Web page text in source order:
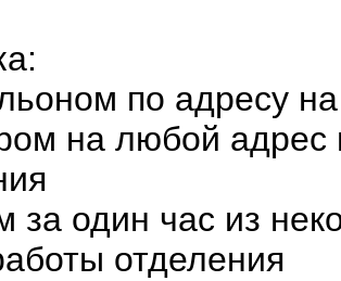
по адресу
на любой адрес
за один час из
отделения